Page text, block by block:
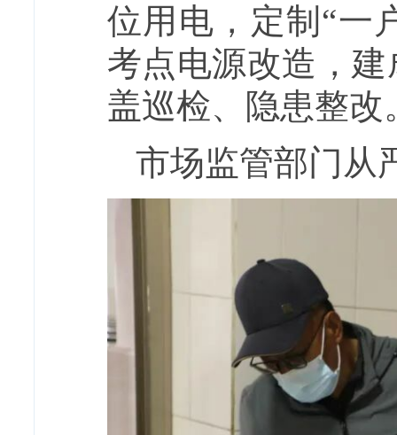
位用电，定制“一
考点电源改造，
盖巡检、隐患整改
市场监管部门从